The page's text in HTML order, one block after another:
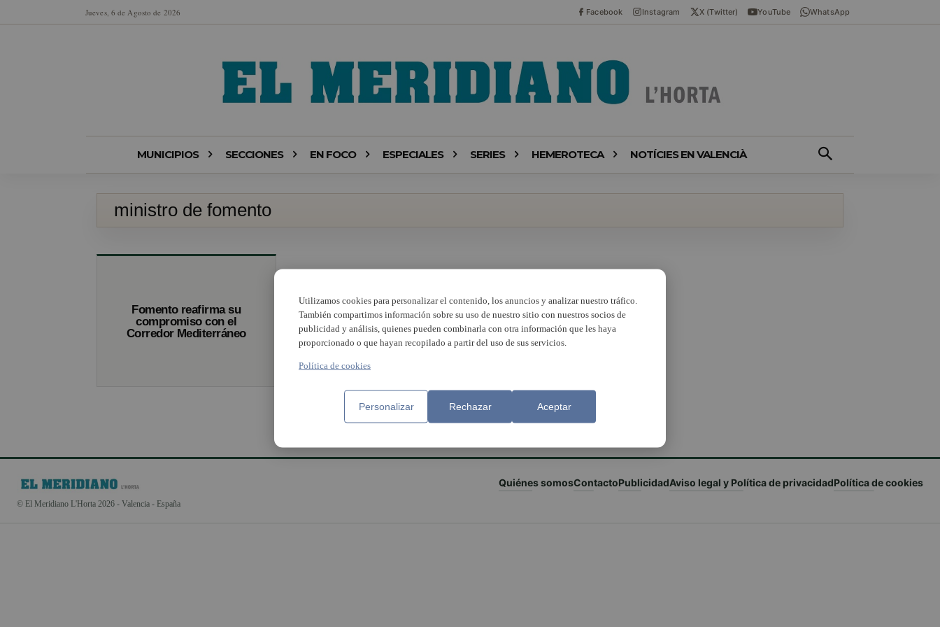
Jueves, 6 de Agosto de 2026 Facebook Instagram X (Twitter) YouTube WhatsApp
MUNICIPIOS SECCIONES EN FOCO ESPECIALES SERIES HEMEROTECA NOTÍCIES EN VALENCIÀ
ministro de fomento
Fomento reafirma su
compromiso con el
Corredor Mediterráneo
© El Meridiano L'Horta 2026 - Valencia - España
Quiénes somosContactoPublicidadAviso legal y Política de privacidadPolítica de cookies
Utilizamos cookies para personalizar el contenido, los anuncios y analizar nuestro tráfico.
También compartimos información sobre su uso de nuestro sitio con nuestros socios de
publicidad y análisis, quienes pueden combinarla con otra información que les haya
proporcionado o que hayan recopilado a partir del uso de sus servicios.
Política de cookies
Personalizar Rechazar Aceptar